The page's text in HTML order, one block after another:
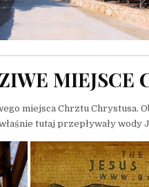
MIEJSCE
miejsca Chrztu Chrystusa.
tutaj przepływały wody